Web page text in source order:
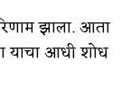
झाला. आता
याचा आधी शोध